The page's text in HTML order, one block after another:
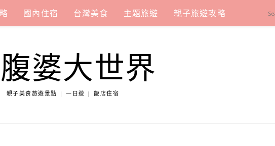
國內住宿 台灣美食 主題旅遊 親子旅遊攻略
婆大世界
親子美食旅遊景點 | 一日遊 | 飯店住宿